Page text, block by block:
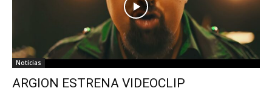
Noticias
ARGION ESTRENA VIDEOCLIP